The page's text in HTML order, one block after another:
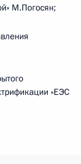
М.Погосян;
«ЕЭС